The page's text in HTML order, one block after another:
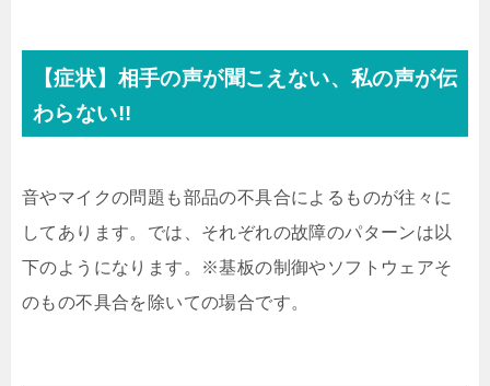
【症状】相手の声が聞こえない、私の声が伝
わらない!!
音やマイクの問題も部品の不具合によるものが往々に
してあります。では、それぞれの故障のパターンは以
下のようになります。※基板の制御やソフトウェアそ
のもの不具合を除いての場合です。